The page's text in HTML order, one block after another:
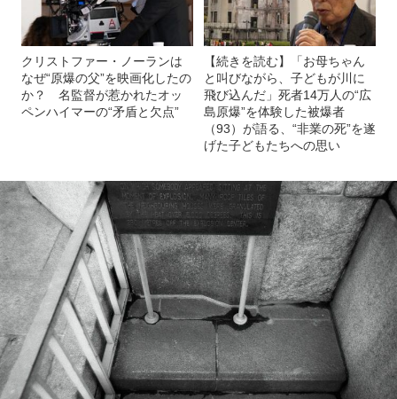
クリストファー・ノーランは
なぜ“原爆の父”を映画化したの
か？ 名監督が惹かれたオッ
ペンハイマーの“矛盾と欠点”
【続きを読む】「お母ちゃん
と叫びながら、子どもが川に
飛び込んだ」死者14万人の“広
島原爆”を体験した被爆者
（93）が語る、“非業の死”を遂
げた子どもたちへの思い